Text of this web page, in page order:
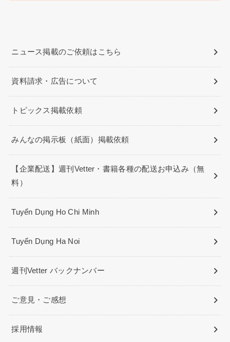
ニュース掲載のご依頼はこちら
資料請求・広告について
トピックス掲載依頼
みんなの掲示板（紙面）掲載依頼
【企業配送】週刊Vetter・書籍各種の配送お申込み（無
料）
Tuyển Dụng Ho Chi Minh
Tuyển Dụng Ha Noi
週刊Vetter バックナンバー
ご意見・ご感想
採用情報